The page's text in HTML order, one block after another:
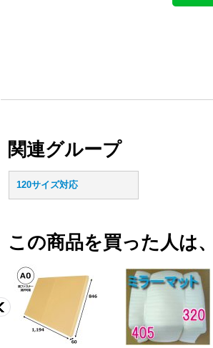
関連グループ
120サイズ対応
この商品を買った人は